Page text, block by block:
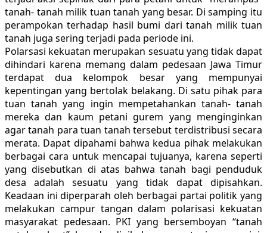
tanah- tanah milik tuan tanah yang besar. Di samping itu
perampokan terhadap hasil bumi dari tanah milik tuan
tanah juga sering terjadi pada periode ini.
Polarsasi kekuatan merupakan sesuatu yang tidak dapat
dihindari karena memang dalam pedesaan Jawa Timur
terdapat dua kelompok besar yang mempunyai
kepentingan yang bertolak belakang. Di satu pihak para
tuan tanah yang ingin mempetahankan tanah- tanah
mereka dan kaum petani gurem yang menginginkan
agar tanah para tuan tanah tersebut terdistribusi secara
merata. Dapat dipahami bahwa kedua pihak melakukan
berbagai cara untuk mencapai tujuanya, karena seperti
yang disebutkan di atas bahwa tanah bagi penduduk
desa adalah sesuatu yang tidak dapat dipisahkan.
Keadaan ini diperparah oleh berbagai partai politik yang
melakukan campur tangan dalam polarisasi kekuatan
masyarakat pedesaan. PKI yang bersemboyan “tanah